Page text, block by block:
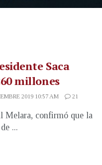
Saca
millones
2019 10:57 AM 21
Melara, confirmó que la
...